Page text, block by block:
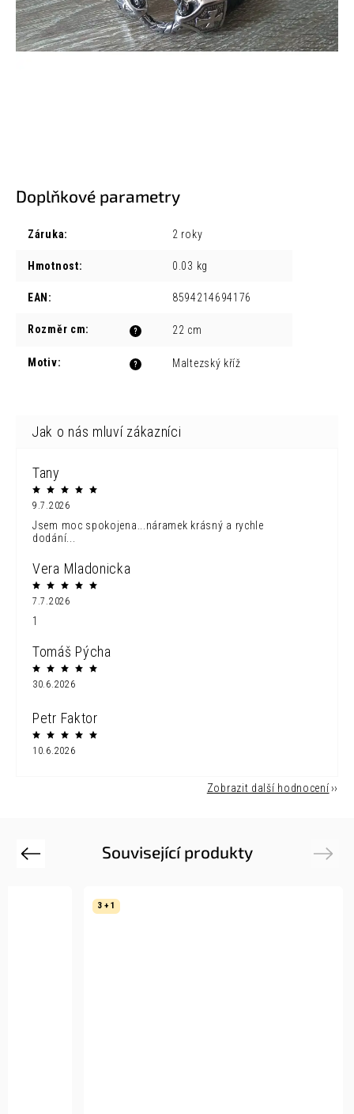
Doplňkové parametry
Záruka: 2 roky
Hmotnost: 0.03 kg
EAN : 8594214694176
?
Rozměr cm: 22 cm
?
Motiv: Maltezský kříž
Tany
9.7.2026
Jsem moc spokojena...náramek krásný a rychle
dodání...
Vera Mladonicka
7.7.2026
1
Tomáš Pýcha
30.6.2026
Petr Faktor
10.6.2026
Zobrazit další hodnocení
Související produkty
Previous
3 + 1
Next